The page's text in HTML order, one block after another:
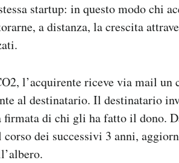
startup: in questo modo chi
a distanza, la crescita
l’acquirente riceve via mail
al destinatario. Il destinatario
firmata di chi gli ha fatto il dono.
dei successivi 3 anni,